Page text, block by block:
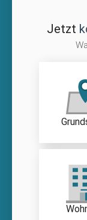
Jetzt